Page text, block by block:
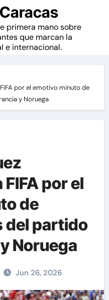
primera mano sobre
que marcan la
e internacional.
por el emotivo minuto de
y Noruega
por el
de
del partido
Noruega
Jun 26, 2026